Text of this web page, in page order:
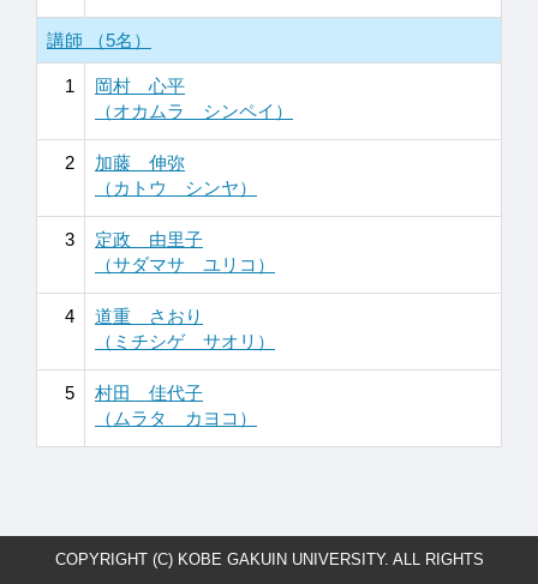
講師 （5名）
1
岡村 心平
（オカムラ シンペイ）
2
加藤 伸弥
（カトウ シンヤ）
3
定政 由里子
（サダマサ ユリコ）
4
道重 さおり
（ミチシゲ サオリ）
5
村田 佳代子
（ムラタ カヨコ）
COPYRIGHT (C) KOBE GAKUIN UNIVERSITY. ALL RIGHTS